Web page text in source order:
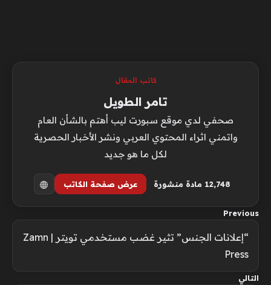
كاتب المقال
تامر الطويل
صحفي لدي موقع سبورت ليب أهتم بالشأن العام
واتمني اثراء المحتوي العربي ونشر الأخبار الحصرية
لكل ما هو جديد
12٬748 مادة منشورة عرض صفحة الكاتب
Previous
“إعلانات الجنس” تثير غضب مستخدمي تويتر | Zamn
Press
التالي